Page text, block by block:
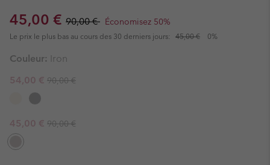
Sale price:
45,00 € Regular price:
90,00 € Économisez 50%
Le prix le plus bas au cours des 30 derniers jours: 45,00 € 0%
Couleur:
Iron
Sale price:
54,00 € Regular price:
90,00 €
Sale price:
45,00 € Regular price:
90,00 €